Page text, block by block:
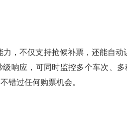
，不仅支持抢候补票，还能自
响应，可同时监控多个车次、
错过任何购票机会。